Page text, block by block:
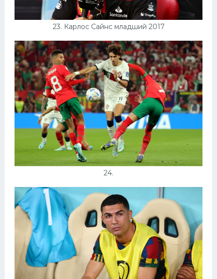
23. Карлос Сайнс младший 2017
24.